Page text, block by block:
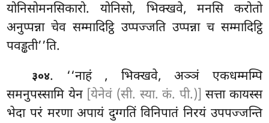
योनिसोमनसिकारो. योनिसो, भिक्खवे, मनसि करोतो
अनुप्पन्ना चेव सम्मादिट्ठि उप्पज्जति उप्पन्ना च सम्मादिट्ठि
पवड्ढती’’ति.
३०४. ‘‘नाहं , भिक्खवे, अञ्ञं एकधम्मम्पि
समनुपस्सामि येन [येनेवं (सी. स्या. कं. पी.)] सत्ता कायस्स
भेदा परं मरणा अपायं दुग्गतिं विनिपातं निरयं उपपज्जन्ति